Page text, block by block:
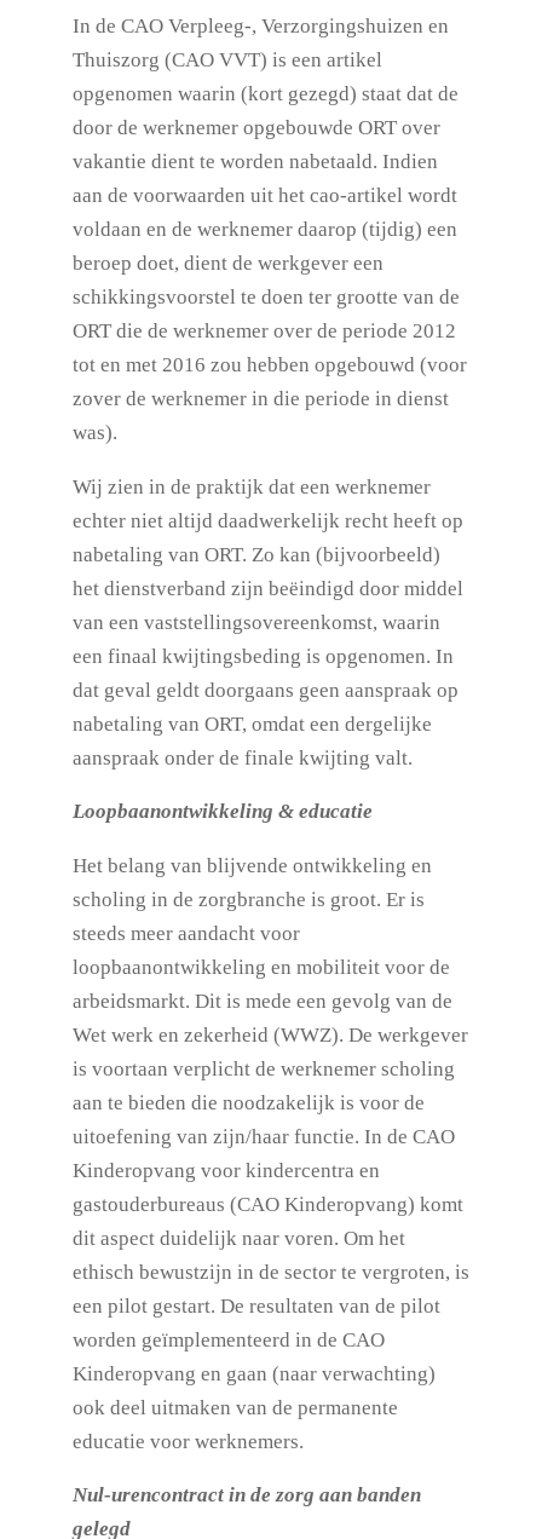
In de CAO Verpleeg-, Verzorgingshuizen en
Thuiszorg (CAO VVT) is een artikel
opgenomen waarin (kort gezegd) staat dat de
door de werknemer opgebouwde ORT over
vakantie dient te worden nabetaald. Indien
aan de voorwaarden uit het cao-artikel wordt
voldaan en de werknemer daarop (tijdig) een
beroep doet, dient de werkgever een
schikkingsvoorstel te doen ter grootte van de
ORT die de werknemer over de periode 2012
tot en met 2016 zou hebben opgebouwd (voor
zover de werknemer in die periode in dienst
was).
Wij zien in de praktijk dat een werknemer
echter niet altijd daadwerkelijk recht heeft op
nabetaling van ORT. Zo kan (bijvoorbeeld)
het dienstverband zijn beëindigd door middel
van een vaststellingsovereenkomst, waarin
een finaal kwijtingsbeding is opgenomen. In
dat geval geldt doorgaans geen aanspraak op
nabetaling van ORT, omdat een dergelijke
aanspraak onder de finale kwijting valt.
Loopbaanontwikkeling & educatie
Het belang van blijvende ontwikkeling en
scholing in de zorgbranche is groot. Er is
steeds meer aandacht voor
loopbaanontwikkeling en mobiliteit voor de
arbeidsmarkt. Dit is mede een gevolg van de
Wet werk en zekerheid (WWZ). De werkgever
is voortaan verplicht de werknemer scholing
aan te bieden die noodzakelijk is voor de
uitoefening van zijn/haar functie. In de CAO
Kinderopvang voor kindercentra en
gastouderbureaus (CAO Kinderopvang) komt
dit aspect duidelijk naar voren. Om het
ethisch bewustzijn in de sector te vergroten, is
een pilot gestart. De resultaten van de pilot
worden geïmplementeerd in de CAO
Kinderopvang en gaan (naar verwachting)
ook deel uitmaken van de permanente
educatie voor werknemers.
Nul-urencontract in de zorg aan banden
gelegd